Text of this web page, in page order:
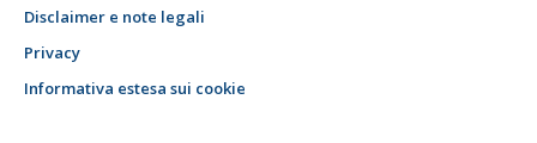
Disclaimer e note legali
Privacy
Informativa estesa sui cookie